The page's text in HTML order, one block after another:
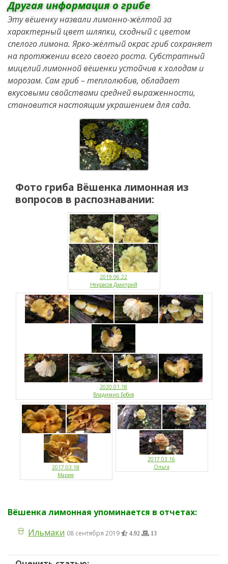
Другая информация о грибе
Эту вёшенку назвали лимонно-жёлтой за
характерный цвет шляпки, сходный с цветом
спелого лимона. Ярко-жёлтый окрас гриб сохраняет
на протяжении всего своего роста. Субстратный
мицелий лимонной вёшенки устойчив к холодам и
морозам. Сам гриб – теплолюбив, обладает
вкусовыми свойствами средней выраженности,
становится настоящим украшением для сада.
Фото гриба Вёшенка лимонная из
вопросов в распознавании:
2019.06.22
Некрасов Дмитрий
2020.01.18
Владимир Бобов
2017.03.18
Мария
2017.03.16
Ольга
Вёшенка лимонная упоминается в отчетах:
Ильмаки 08 сентября 2019 4.92 13